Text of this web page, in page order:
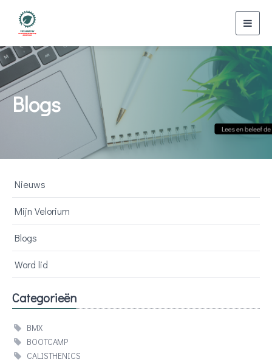
Blogs
Nieuws
Mijn Velorium
Blogs
Word lid
Categorieën
BMX
BOOTCAMP
CALISTHENICS